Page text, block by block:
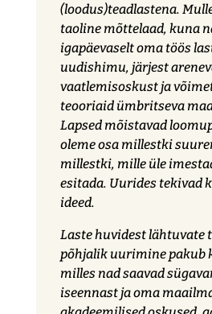
(loodus)teadlastena.
taoline mõttelaad, kuna
igapäevaselt oma töös
uudishimu, järjest
vaatlemisoskust ja
teooriaid ümbritseva
Lapsed mõistavad
oleme osa millestki
millestki, mille üle
esitada. Uurides tekivad
ideed.
Laste huvidest lähtuvate
põhjalik uurimine pakub
milles nad saavad
iseennast ja oma